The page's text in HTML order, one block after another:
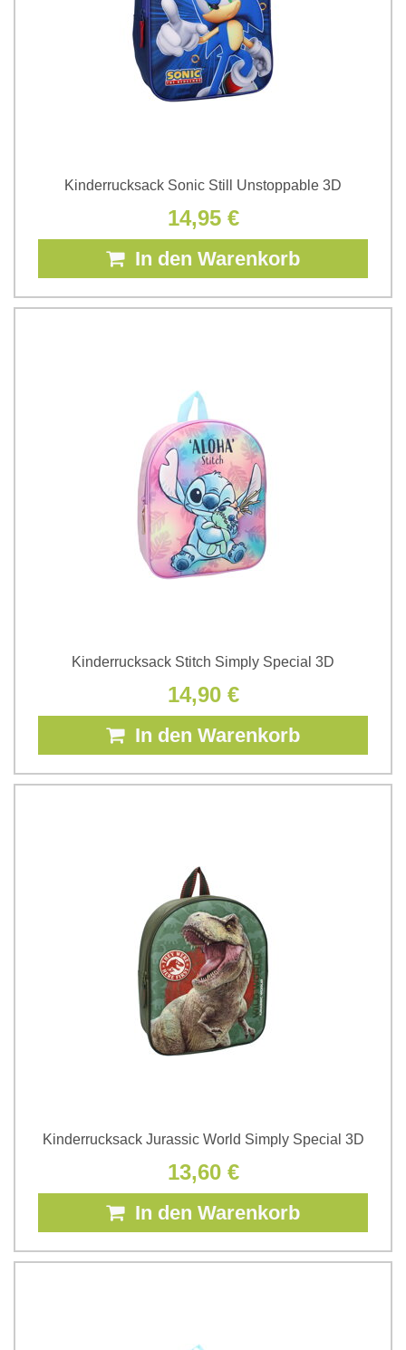
Kinderrucksack Sonic Still Unstoppable 3D
14,95 €
In den Warenkorb
Kinderrucksack Stitch Simply Special 3D
14,90 €
In den Warenkorb
Kinderrucksack Jurassic World Simply Special 3D
13,60 €
In den Warenkorb